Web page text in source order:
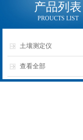
产品列表
PROUCTS LIST
土壤测定仪
查看全部